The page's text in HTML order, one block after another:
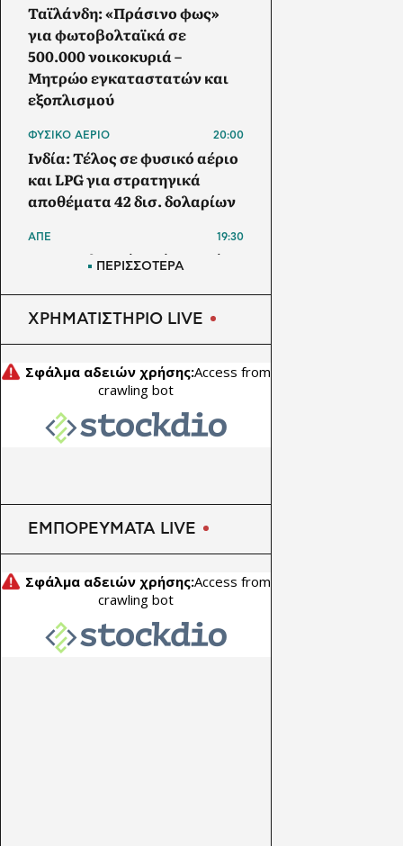
Ταϊλάνδη: «Πράσινο φως»
για φωτοβολταϊκά σε
500.000 νοικοκυριά –
Μητρώο εγκαταστατών και
εξοπλισμού
ΦΥΣΙΚΟ ΑΕΡΙΟ 20:00
Ινδία: Τέλος σε φυσικό αέριο
και LPG για στρατηγικά
αποθέματα 42 δισ. δολαρίων
ΑΠΕ 19:30
Μπανγκλαντές: Πάνω από 1
στέγες – Στα 5,5 GW ο στόχος
έως το 2030
Το Nissan Qashqai με το νέο
σύστημα e-POWER κατακτά
ρεκόρ Guinness
ΠΕΡΙΣΣΟΤΕΡΑ
ΧΡΗΜΑΤΙΣΤΗΡΙΟ LIVE
ΕΜΠΟΡΕΥΜΑΤΑ LIVE